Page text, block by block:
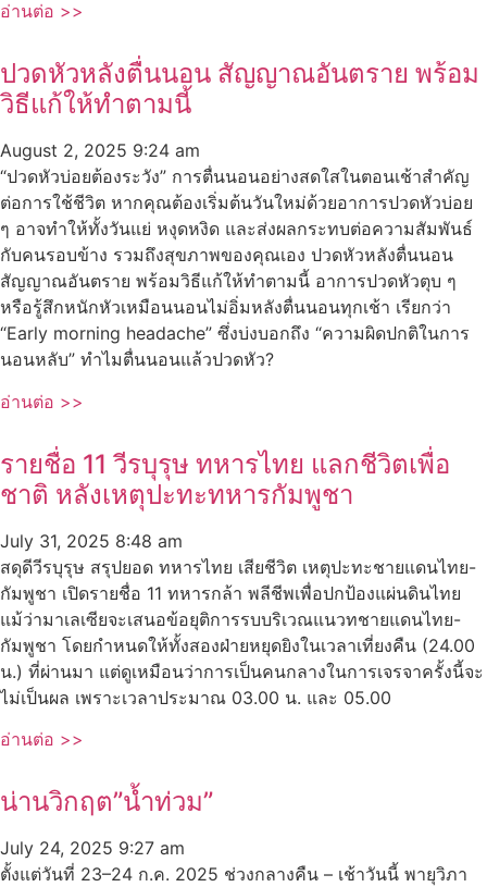
อ่านต่อ >>
ปวดหัวหลังตื่นนอน สัญญาณอันตราย พร้อม
วิธีแก้ให้ทำตามนี้
August 2, 2025 9:24 am
“ปวดหัวบ่อยต้องระวัง” การตื่นนอนอย่างสดใสในตอนเช้าสำคัญ
ต่อการใช้ชีวิต หากคุณต้องเริ่มต้นวันใหม่ด้วยอาการปวดหัวบ่อย
ๆ อาจทำให้ทั้งวันแย่ หงุดหงิด และส่งผลกระทบต่อความสัมพันธ์
กับคนรอบข้าง รวมถึงสุขภาพของคุณเอง ปวดหัวหลังตื่นนอน
สัญญาณอันตราย พร้อมวิธีแก้ให้ทำตามนี้ อาการปวดหัวตุบ ๆ
หรือรู้สึกหนักหัวเหมือนนอนไม่อิ่มหลังตื่นนอนทุกเช้า เรียกว่า
“Early morning headache” ซึ่งบ่งบอกถึง “ความผิดปกติในการ
นอนหลับ” ทำไมตื่นนอนแล้วปวดหัว?
อ่านต่อ >>
รายชื่อ 11 วีรบุรุษ ทหารไทย แลกชีวิตเพื่อ
ชาติ หลังเหตุปะทะทหารกัมพูชา
July 31, 2025 8:48 am
สดุดีวีรบุรุษ สรุปยอด ทหารไทย เสียชีวิต เหตุปะทะชายแดนไทย-
กัมพูชา เปิดรายชื่อ 11 ทหารกล้า พลีชีพเพื่อปกป้องแผ่นดินไทย
แม้ว่ามาเลเซียจะเสนอข้อยุติการรบบริเวณแนวทชายแดนไทย-
กัมพูชา โดยกำหนดให้ทั้งสองฝ่ายหยุดยิงในเวลาเที่ยงคืน (24.00
น.) ที่ผ่านมา แต่ดูเหมือนว่าการเป็นคนกลางในการเจรจาครั้งนี้จะ
ไม่เป็นผล เพราะเวลาประมาณ 03.00 น. และ 05.00
อ่านต่อ >>
น่านวิกฤต”น้ำท่วม”
July 24, 2025 9:27 am
ตั้งแต่วันที่ 23–24 ก.ค. 2025 ช่วงกลางคืน – เช้าวันนี้ พายุวิภา